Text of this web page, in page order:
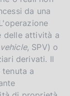
da una
delle attività a
, SPV) o
derivati. Il
a